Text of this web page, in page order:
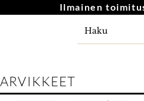
Ilmainen